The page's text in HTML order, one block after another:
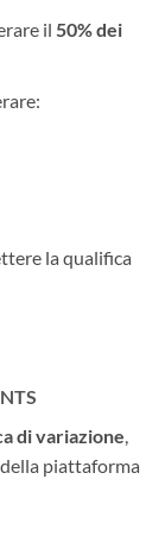
il 50% dei
la qualifica
di variazione,
piattaforma